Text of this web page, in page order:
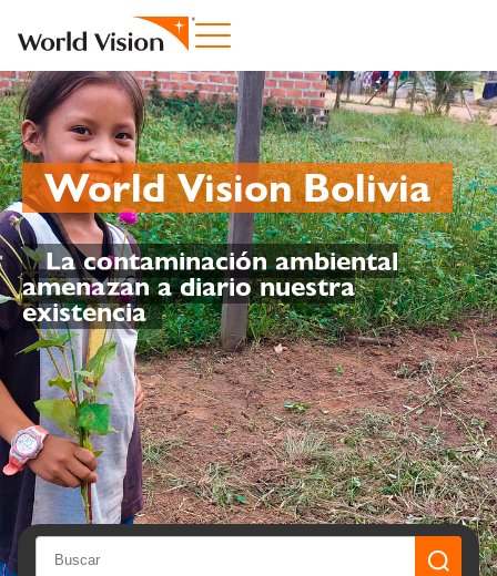
World Vision Bolivia
La contaminación ambiental
amenazan a diario nuestra
existencia